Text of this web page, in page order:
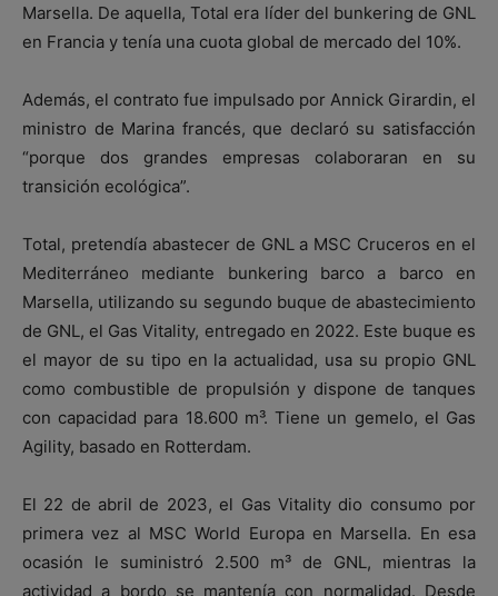
Marsella. De aquella, Total era líder del bunkering de GNL
en Francia y tenía una cuota global de mercado del 10%.
Además, el contrato fue impulsado por Annick Girardin, el
ministro de Marina francés, que declaró su satisfacción
“porque dos grandes empresas colaboraran en su
transición ecológica”.
Total, pretendía abastecer de GNL a MSC Cruceros en el
Mediterráneo mediante bunkering barco a barco en
Marsella, utilizando su segundo buque de abastecimiento
de GNL, el Gas Vitality, entregado en 2022. Este buque es
el mayor de su tipo en la actualidad, usa su propio GNL
como combustible de propulsión y dispone de tanques
con capacidad para 18.600 m³. Tiene un gemelo, el Gas
Agility, basado en Rotterdam.
El 22 de abril de 2023, el Gas Vitality dio consumo por
primera vez al MSC World Europa en Marsella. En esa
ocasión le suministró 2.500 m³ de GNL, mientras la
actividad a bordo se mantenía con normalidad. Desde